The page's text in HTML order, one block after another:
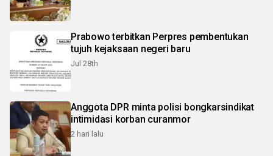
Prabowo terbitkan Perpres pembentukan
tujuh kejaksaan negeri baru
Jul 28th
Anggota DPR minta polisi bongkarsindikat
intimidasi korban curanmor
2 hari lalu